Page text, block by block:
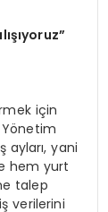
için
Yönetim
ayları, yani
hem yurt
talep
verilerini